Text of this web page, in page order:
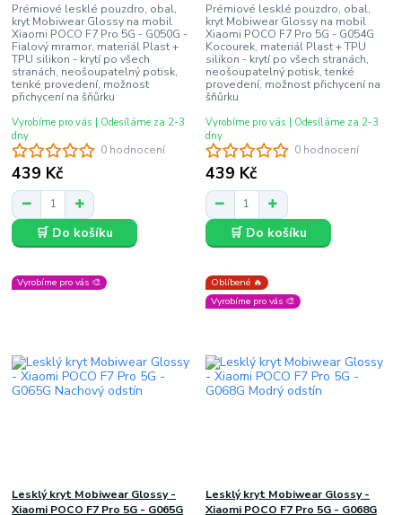
0 hodnocení
Prémiové lesklé pouzdro, obal,
kryt Mobiwear Glossy na mobil
Xiaomi POCO F7 Pro 5G - G050G -
Fialový mramor, materiál Plast +
TPU silikon - krytí po všech
stranách, neošoupatelný potisk,
tenké provedení, možnost
přichycení na šňůrku
439 Kč
Vyrobíme pro vás | Odesíláme za 2-3
dny
🛒 Do košíku
0 hodnocení
Prémiové lesklé pouzdro, obal,
kryt Mobiwear Glossy na mobil
Xiaomi POCO F7 Pro 5G - G054G
Kocourek, materiál Plast + TPU
silikon - krytí po všech stranách,
neošoupatelný potisk, tenké
provedení, možnost přichycení na
šňůrku
439 Kč
Vyrobíme pro vás | Odesíláme za 2-3
dny
🛒 Do košíku
Vyrobíme pro vás 🎨
Lesklý kryt Mobiwear Glossy -
Xiaomi POCO F7 Pro 5G - G065G
Oblíbené 🔥
Vyrobíme pro vás 🎨
Lesklý kryt Mobiwear Glossy -
Xiaomi POCO F7 Pro 5G - G068G